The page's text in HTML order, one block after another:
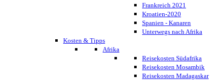
Frankreich 2021
Kroatien-2020
Spanien - Kanaren
Unterwegs nach Afrika
Kosten & Tipps
Afrika
Reisekosten Südafrika
Reisekosten Mosambik
Reisekosten Madagaskar